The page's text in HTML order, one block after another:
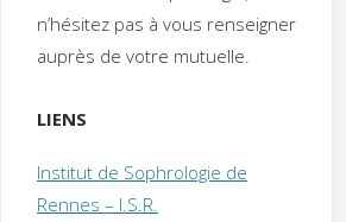
n’hésitez pas à vous renseigner
auprès de votre mutuelle.
LIENS
Institut de Sophrologie de
Rennes – I.S.R.